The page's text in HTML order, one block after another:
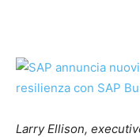
Larry Ellison,